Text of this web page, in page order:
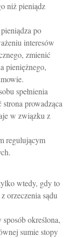
niż pieniądz
po
interesów
zmienić
pieniężnego,
spełnienia
prowadząca
w związku z
regulującym
wtedy, gdy to
orzeczenia sądu
określona,
sumie stopy